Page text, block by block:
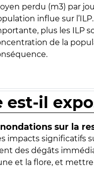
perdu (m3) par
influe sur
plus les ILP
de la
il
sur la
impacts significatifs
des dégâts
et la flore, et